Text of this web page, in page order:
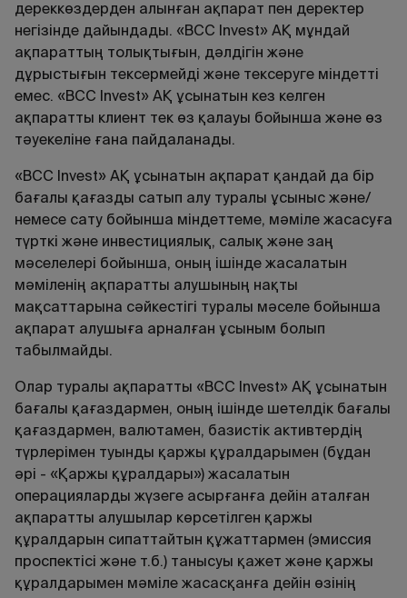
дереккөздерден алынған ақпарат пен деректер
негізінде дайындады. «BCC Invest» АҚ мұндай
ақпараттың толықтығын, дәлдігін және
дұрыстығын тексермейді және тексеруге міндетті
емес. «BCC Invest» АҚ ұсынатын кез келген
ақпаратты клиент тек өз қалауы бойынша және өз
тәуекеліне ғана пайдаланады.
«BCC Invest» АҚ ұсынатын ақпарат қандай да бір
бағалы қағазды сатып алу туралы ұсыныс және/
немесе сату бойынша міндеттеме, мәміле жасасуға
түрткі және инвестициялық, салық және заң
мәселелері бойынша, оның ішінде жасалатын
мәміленің ақпаратты алушының нақты
мақсаттарына сәйкестігі туралы мәселе бойынша
ақпарат алушыға арналған ұсыным болып
табылмайды.
Олар туралы ақпаратты «BCC Invest» АҚ ұсынатын
бағалы қағаздармен, оның ішінде шетелдік бағалы
қағаздармен, валютамен, базистік активтердің
түрлерімен туынды қаржы құралдарымен (бұдан
әрі - «Қаржы құралдары») жасалатын
операцияларды жүзеге асырғанға дейін аталған
ақпаратты алушылар көрсетілген қаржы
құралдарын сипаттайтын құжаттармен (эмиссия
проспектiсi және т.б.) танысуы қажет және қаржы
құралдарымен мәмiле жасасқанға дейiн өзiнiң